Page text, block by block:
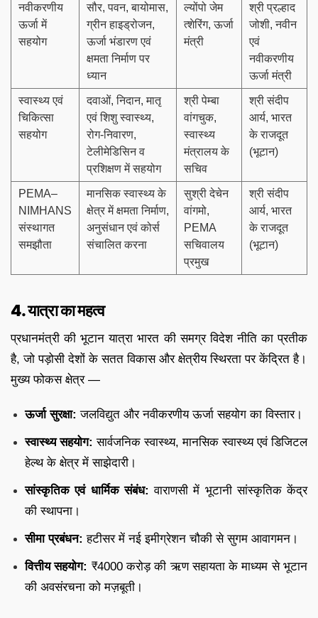
नवीकरणीय
ऊर्जा में
सहयोग
सौर, पवन, बायोमास,
ग्रीन हाइड्रोजन,
ऊर्जा भंडारण एवं
क्षमता निर्माण पर
ध्यान
ल्योंपो जेम
त्शेरिंग, ऊर्जा
मंत्री
श्री प्रल्हाद
जोशी, नवीन
एवं
नवीकरणीय
ऊर्जा मंत्री
स्वास्थ्य एवं
चिकित्सा
सहयोग
दवाओं, निदान, मातृ
एवं शिशु स्वास्थ्य,
रोग-निवारण,
टेलीमेडिसिन व
प्रशिक्षण में सहयोग
श्री पेम्बा
वांगचुक,
स्वास्थ्य
मंत्रालय के
सचिव
श्री संदीप
आर्य, भारत
के राजदूत
(भूटान)
PEMA–
NIMHANS
संस्थागत
समझौता
मानसिक स्वास्थ्य के
क्षेत्र में क्षमता निर्माण,
अनुसंधान एवं कोर्स
संचालित करना
सुश्री देचेन
वांगमो,
PEMA
सचिवालय
प्रमुख
श्री संदीप
आर्य, भारत
के राजदूत
(भूटान)
4. यात्रा का महत्व
प्रधानमंत्री की भूटान यात्रा भारत की समग्र विदेश नीति का प्रतीक
है, जो पड़ोसी देशों के सतत विकास और क्षेत्रीय स्थिरता पर केंद्रित है।
मुख्य फोकस क्षेत्र —
ऊर्जा सुरक्षा: जलविद्युत और नवीकरणीय ऊर्जा सहयोग का विस्तार।
स्वास्थ्य सहयोग: सार्वजनिक स्वास्थ्य, मानसिक स्वास्थ्य एवं डिजिटल
हेल्थ के क्षेत्र में साझेदारी।
सांस्कृतिक एवं धार्मिक संबंध: वाराणसी में भूटानी सांस्कृतिक केंद्र
की स्थापना।
सीमा प्रबंधन: हटीसर में नई इमीग्रेशन चौकी से सुगम आवागमन।
वित्तीय सहयोग: ₹4000 करोड़ की ऋण सहायता के माध्यम से भूटान
की अवसंरचना को मज़बूती।